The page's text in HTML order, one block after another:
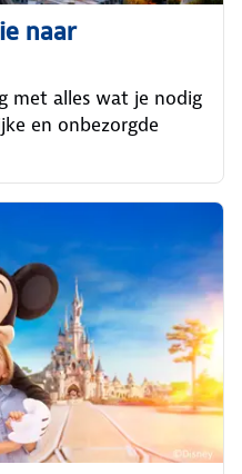
naar
met alles wat je nodig
en onbezorgde